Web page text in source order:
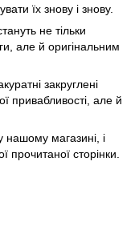
їх знову і знову.
не тільки
але й оригінальним
закруглені
привабливості, але й
нашому магазині, і
прочитаної сторінки.